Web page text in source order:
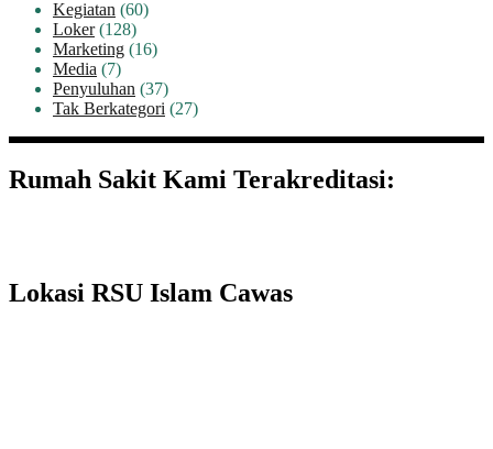
Kegiatan (60)
Loker(128)
Marketing (16)
Media (7)
Penyuluhan (37)
Tak Berkategori (27)
Rumah Sakit Kami Terakreditasi:
Lokasi RSU Islam Cawas